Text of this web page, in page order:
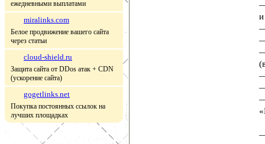
ежедневными выплатами
miralinks.com
Белое продвижение вашего сайта
через статьи
cloud-shield.ru
Защита сайта от DDos атак + CDN
(ускорение сайта)
gogetlinks.net
Покупка постоянных ссылок на
лучших площадках